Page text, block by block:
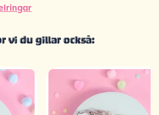
vi du gillar också: